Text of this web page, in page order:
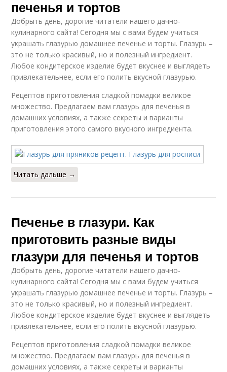
печенья и тортов
Добрыть день, дорогие читатели нашего дачно-
кулинарного сайта! Сегодня мы с вами будем учиться
украшать глазурью домашнее печенье и торты. Глазурь –
это не только красивый, но и полезный ингредиент.
Любое кондитерское изделие будет вкуснее и выглядеть
привлекательнее, если его полить вкусной глазурью.
Рецептов приготовления сладкой помадки великое
множество. Предлагаем вам глазурь для печенья в
домашних условиях, а также секреты и варианты
приготовления этого самого вкусного ингредиента.
Читать дальше →
Печенье в глазури. Как
приготовить разные виды
глазури для печенья и тортов
Добрыть день, дорогие читатели нашего дачно-
кулинарного сайта! Сегодня мы с вами будем учиться
украшать глазурью домашнее печенье и торты. Глазурь –
это не только красивый, но и полезный ингредиент.
Любое кондитерское изделие будет вкуснее и выглядеть
привлекательнее, если его полить вкусной глазурью.
Рецептов приготовления сладкой помадки великое
множество. Предлагаем вам глазурь для печенья в
домашних условиях, а также секреты и варианты